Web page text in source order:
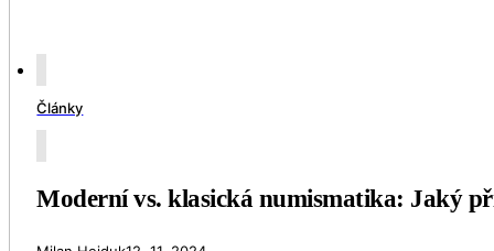
Články
Moderní vs. klasická numismatika: Jaký